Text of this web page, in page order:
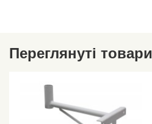
Переглянуті товари